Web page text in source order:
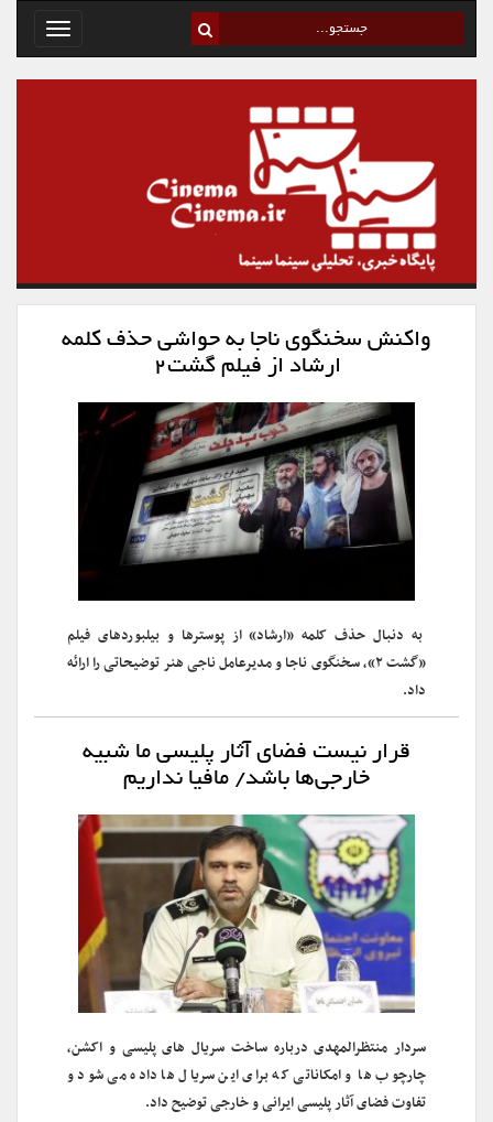
Toggle
واکنش سخنگوی ناجا به حواشی حذف کلمه
ارشاد از فیلم گشت۲
به دنبال حذف کلمه «ارشاد» از پوسترها و بیلبوردهای فیلم
«گشت ۲»، سخنگوی ناجا و مدیرعامل ناجی هنر توضیحاتی را ارائه
داد.
قرار نیست فضای آثار پلیسی ما شبیه
خارجی‌ها باشد/ مافیا نداریم
سردار منتظرالمهدی درباره ساخت سریال های پلیسی و اکشن،
چارچوب ها و امکاناتی که برای این سریال ها داده می شود و
تفاوت فضای آثار پلیسی ایرانی و خارجی توضیح داد.